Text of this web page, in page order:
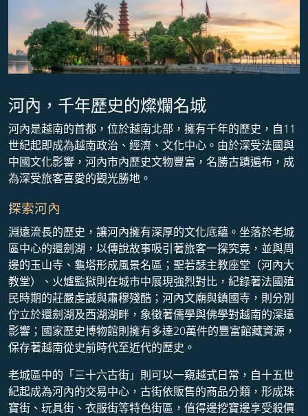
河內，千年歷史的燦爛名城
河內是越南的首都，位於越南北部，擁有千年的歷史，自11
世紀起即成為越南政治、經濟、文化中心。由於深受法國與
中國文化影響，河內市內歷史文物豐富，名勝古蹟遍布，成
為深受旅客喜愛的觀光勝地。
探索河內
淵遠流長的歷史，讓河內擁有深厚的文化底蘊。坐落於老城
區中心的還劍湖，以傳說故事吸引著旅客一探究竟，並與周
邊的玉山寺、龜塔形成風景名區；聖若瑟主教座堂（河內大
教堂）、火爐監獄則在城市中展現強烈對比，紀錄著法國殖
民時期的莊嚴虔誠與肅穆殘酷；河內文廟與鎮國寺，則分別
佇立於還劍湖及西湖湖畔，象徵著儒學與佛學對越南的深遠
影響；國家歷史博物館則擁有多達20萬件的豐富館藏資源，
保存著越南從史前時代至近代的歷史。
老城區中的「三十六古街」則可以一窺越式日常，自十五世
紀起成為河內的交易中心，古街依販售的商品分類，形成珠
寶街、玩具街、衣服街等特色街區，值得邊挖寶邊享受殺價